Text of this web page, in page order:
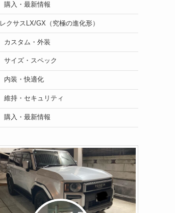
購入・最新情報
レクサスLX/GX（究極の進化形）
カスタム・外装
サイズ・スペック
内装・快適化
維持・セキュリティ
購入・最新情報